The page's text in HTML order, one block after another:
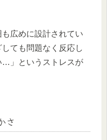
広めに設計されてい
ても問題なく反応し
…」というストレスが
さ